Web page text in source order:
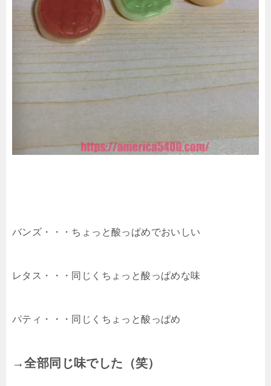
バンズ・・・ちょっと酸っぱめでおいしい
レタス・・・同じくちょっと酸っぱめな味
パティ・・・同じくちょっと酸っぱめ
→全部同じ味でした（笑）